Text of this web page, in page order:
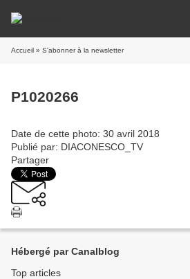
Accueil » S'abonner à la newsletter
P1020266
Date de cette photo: 30 avril 2018
Publié par: DIACONESCO_TV
Partager
Hébergé par Canalblog
Top articles